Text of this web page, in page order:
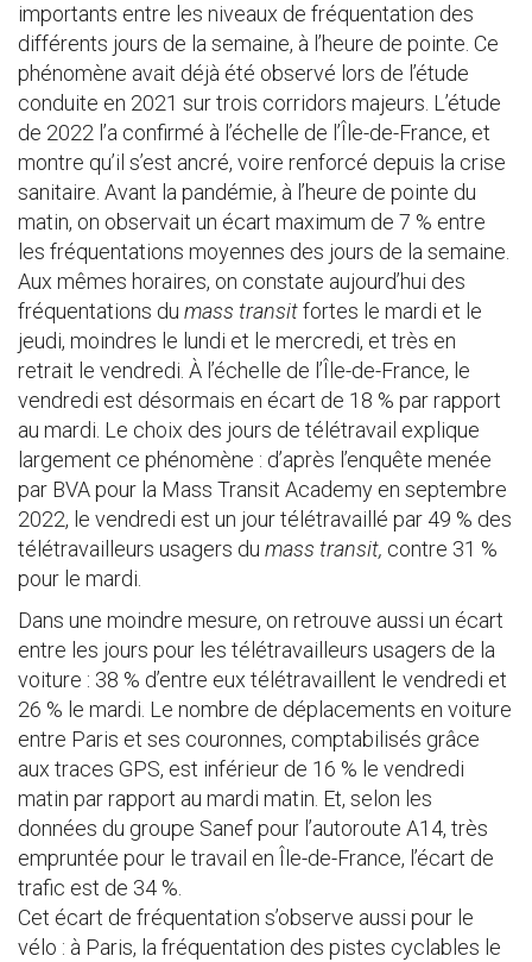
importants entre les niveaux de fréquentation des
différents jours de la semaine, à l’heure de pointe. Ce
phénomène avait déjà été observé lors de l’étude
conduite en 2021 sur trois corridors majeurs. L’étude
de 2022 l’a confirmé à l’échelle de l’Île-de-France, et
montre qu’il s’est ancré, voire renforcé depuis la crise
sanitaire. Avant la pandémie, à l’heure de pointe du
matin, on observait un écart maximum de 7 % entre
les fréquentations moyennes des jours de la semaine.
Aux mêmes horaires, on constate aujourd’hui des
fréquentations du mass transitfortes le mardi et le
jeudi, moindres le lundi et le mercredi, et très en
retrait le vendredi. À l’échelle de l’Île-de-France, le
vendredi est désormais en écart de 18 % par rapport
au mardi. Le choix des jours de télétravail explique
largement ce phénomène : d’après l’enquête menée
par BVA pour la Mass Transit Academy en septembre
2022, le vendredi est un jour télétravaillé par 49 % des
télétravailleurs usagers du mass transit, contre 31 %
pour le mardi.
Dans une moindre mesure, on retrouve aussi un écart
entre les jours pour les télétravailleurs usagers de la
voiture : 38 % d’entre eux télétravaillent le vendredi et
26 % le mardi. Le nombre de déplacements en voiture
entre Paris et ses couronnes, comptabilisés grâce
aux traces GPS, est inférieur de 16 % le vendredi
matin par rapport au mardi matin. Et, selon les
données du groupe Sanef pour l’autoroute A14, très
empruntée pour le travail en Île-de-France, l’écart de
trafic est de 34 %.
Cet écart de fréquentation s’observe aussi pour le
vélo : à Paris, la fréquentation des pistes cyclables le